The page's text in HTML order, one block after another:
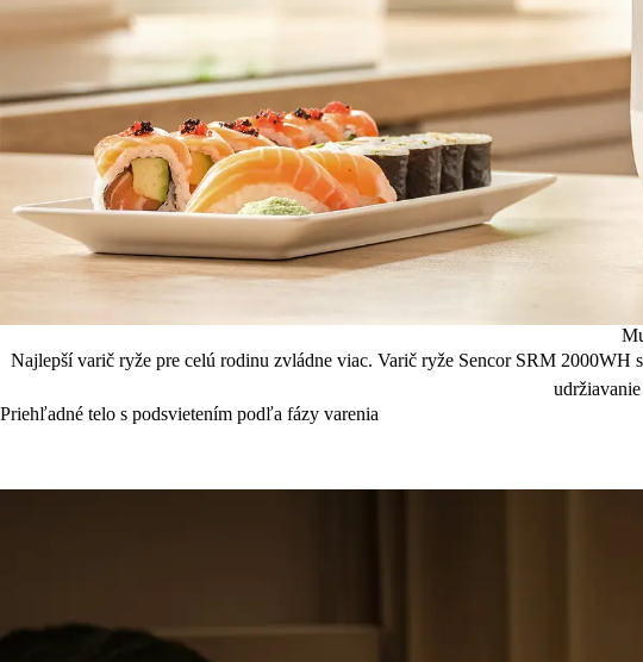
Najlepší varič ryže pre celú rodinu zvládne viac. Varič ryže Sencor SRM
Priehľadné telo s podsvietením podľa fázy varenia